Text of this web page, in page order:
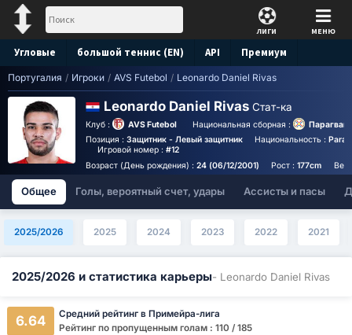
ЛИГИ МЕНЮ
Угловые большой теннис (EN) API Премиум
Прогноз
Португалия / Игроки / AVS Futebol / Leonardo Daniel Rivas
Leonardo Daniel Rivas Стат-ка
Клуб : AVS Futebol Национальная сборная :
Парагвай
Позиция : Защитник - Левый защитник Национальность :
Игровой номер :#12
Возраст (День рождения) : 24 (06/12/2001) Рост :177cm Вес
Общее Голы, вероятный счет, удары Ассисты и пасы
2025/2026 2025 2024 2023 2022 2021
2025/2026 и статистика карьеры- Leonardo Daniel Rivas
6.64
Средний рейтинг в Примейра-лига
Рейтинг по пропущенным голам : 110 / 185